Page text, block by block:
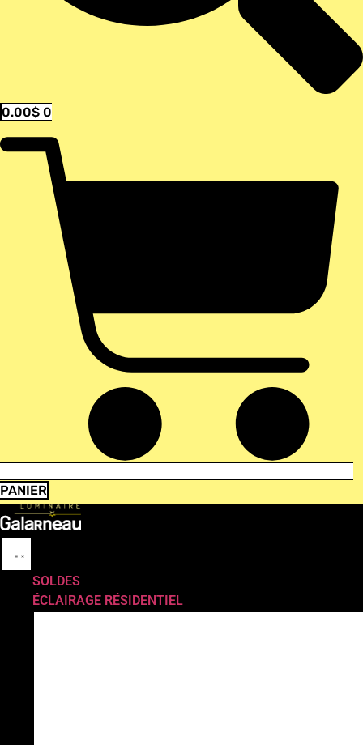
0.00$ 0
PANIER
SOLDES
ÉCLAIRAGE RÉSIDENTIEL